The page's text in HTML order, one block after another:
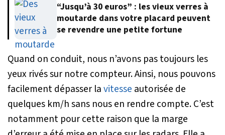
“Jusqu’à 30 euros” : les vieux verres à
moutarde dans votre placard peuvent
se revendre une petite fortune
Quand on conduit, nous n’avons pas toujours les
yeux rivés sur notre compteur. Ainsi, nous pouvons
facilement dépasser lavitesse autorisée de
quelques km/h sans nous en rendre compte. C’est
notamment pour cette raison que la marge